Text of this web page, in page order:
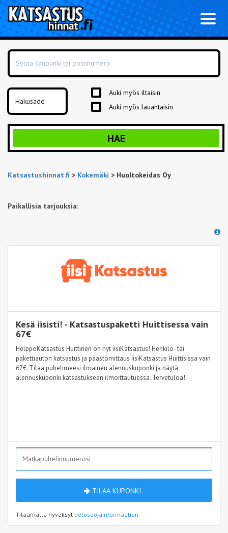
Auki myös iltaisin
Auki myös lauantaisin
HAE
Katsastushinnat.fi > Kokemäki > Huoltokeidas Oy
Paikallisia tarjouksia:
Kesä iisisti! - Katsastuspaketti Huittisessa vain
67€
HelppoKatsastus Huittinen on nyt iisiKatsastus! Henkilö- tai
pakettiauton katsastus ja päästömittaus IisiKatsastus Huittisissa vain
67€. Tilaa puhelimeesi ilmainen alennuskuponki ja näytä
alennuskuponki katsastukseen ilmoittautuessa. Tervetuloa!
TILAA KUPONKI
Tilaamalla hyväksyt tietosuojainformaation